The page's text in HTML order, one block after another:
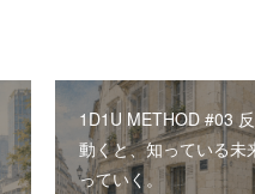
1D1U METHOD #03
動くと、知っている未
っていく。